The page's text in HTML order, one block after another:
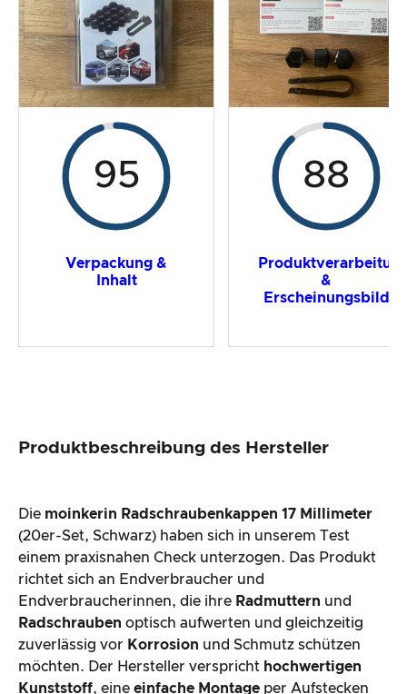
Gesamtergebnis
95
Verpackung &
Inhalt
88
&
Erscheinungsbild
Produktbeschreibung des Hersteller
Die moinkerin Radschraubenkappen 17 Millimeter
(20er-Set, Schwarz) haben sich in unserem Test
einem praxisnahen Check unterzogen. Das Produkt
richtet sich an Endverbraucher und
Endverbraucherinnen, die ihre Radmuttern und
Radschrauben optisch aufwerten und gleichzeitig
zuverlässig vor Korrosion und Schmutz schützen
möchten. Der Hersteller verspricht hochwertigen
Kunststoff, eine einfache Montage per Aufstecken